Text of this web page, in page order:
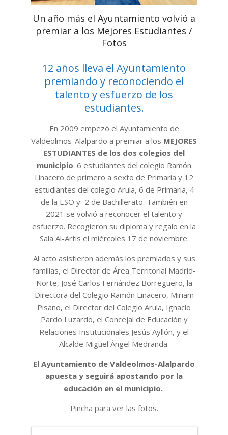
Un año más el Ayuntamiento volvió a
premiar a los Mejores Estudiantes /
Fotos
12 años lleva el Ayuntamiento
premiando y reconociendo el
talento y esfuerzo de los
estudiantes.
En 2009 empezó el Ayuntamiento de
Valdeolmos-Alalpardo a premiar a los MEJORES
ESTUDIANTES de los dos colegios del
municipio. 6 estudiantes del colegio Ramón
Linacero de primero a sexto de Primaria y 12
estudiantes del colegio Arula, 6 de Primaria, 4
de la ESO y 2 de Bachillerato. También en
2021 se volvió a reconocer el talento y
esfuerzo. Recogieron su diploma y regalo en la
Sala Al-Artis el miércoles 17 de noviembre.
Al acto asistieron además los premiados y sus
familias, el Director de Área Territorial Madrid-
Norte, José Carlos Fernández Borreguero, la
Directora del Colegio Ramón Linacero, Miriam
Pisano, el Director del Colegio Arula, Ignacio
Pardo Luzardo, el Concejal de Educación y
Relaciones Institucionales Jesús Ayllón, y el
Alcalde Miguel Ángel Medranda.
El Ayuntamiento de Valdeolmos-Alalpardo
apuesta y seguirá apostando por la
educación en el municipio.
Pincha para ver las fotos.